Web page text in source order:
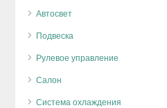
Автосвет
Подвеска
Рулевое управление
Салон
Система охлаждения